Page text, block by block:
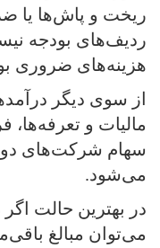
ریخت و پاش‌ها یا
ردیف‌های بودجه
هزینه‌های ضروری
از سوی دیگر
مالیات و
سهام شرکت‌های
می‌شود.
در بهترین حالت اگر
می‌توان مبالغ